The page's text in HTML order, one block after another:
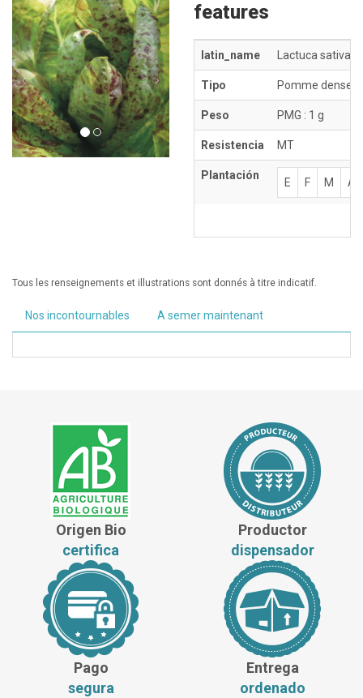
Précédent Suivantfeatures
latin_name Lactuca sativa
Tipo Pomme dense
Peso PMG : 1 g
Resistencia MT
Plantación
E F M A
Tous les renseignements et illustrations sont donnés à titre indicatif.
Nos incontournables A semer maintenant
Origen Bio
certifica
Productor
dispensador
Pago
segura
Entrega
ordenado